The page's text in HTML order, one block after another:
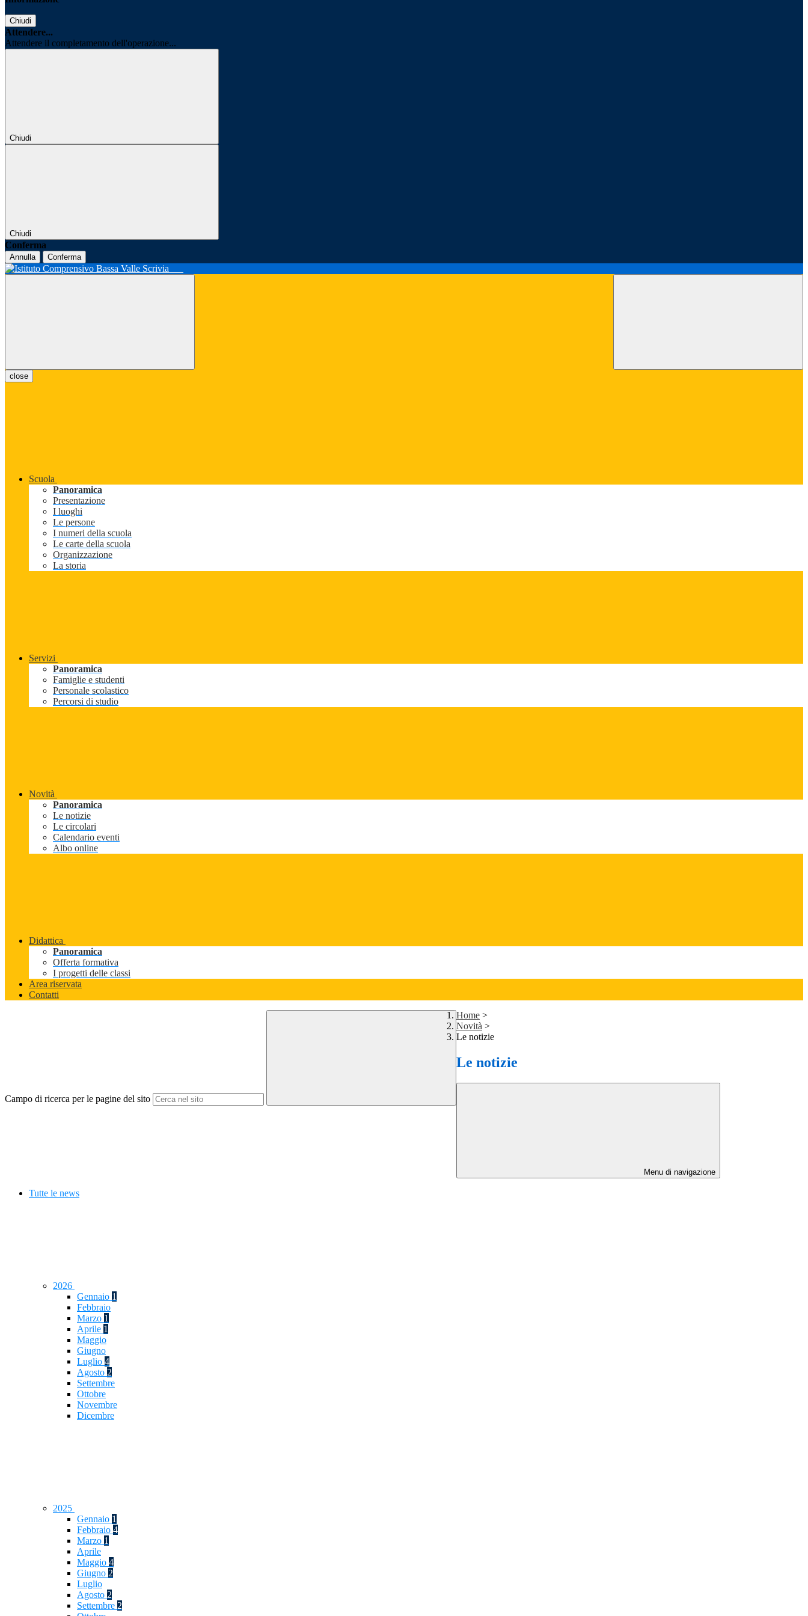
Chiudi
Attendere...
Attendere il completamento dell'operazione...
Chiudi
Chiudi
Conferma
Annulla Conferma
close
Scuola
Panoramica
Presentazione
I luoghi
Le persone
I numeri della scuola
Le carte della scuola
Organizzazione
La storia
Servizi
Panoramica
Famiglie e studenti
Personale scolastico
Percorsi di studio
Novità
Panoramica
Le notizie
Le circolari
Calendario eventi
Albo online
Didattica
Panoramica
Offerta formativa
I progetti delle classi
Area riservata
Contatti
Campo di ricerca per le pagine del sito
Home >
Novità >
Le notizie
Le notizie
Menu di navigazione
Tutte le news
2026
Gennaio 1
Febbraio
Marzo 1
Aprile 1
Maggio
Giugno
Luglio 4
Agosto 2
Settembre
Ottobre
Novembre
Dicembre
2025
Gennaio 1
Febbraio 4
Marzo 1
Aprile
Maggio 4
Giugno 2
Luglio
Agosto 2
Settembre 2